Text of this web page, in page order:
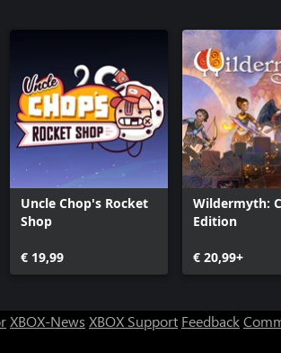
Uncle Chop's Rocket
Shop
€ 19,99
Wildermyth:
Edition
€ 20,99+
XBOX-News XBOX Support Feedback